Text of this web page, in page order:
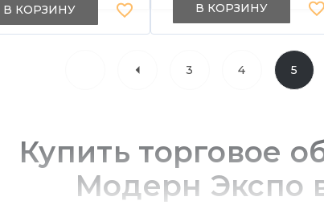
распашные двери
В КОРЗИНУ
складских запасов
В КОРЗИНУ
3 4 5
Купить торговое
Модерн Экспо